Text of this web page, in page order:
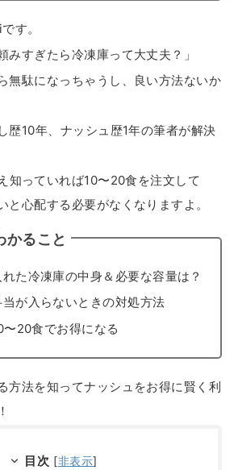
す。
みすぎたら冷凍庫って大丈夫？」
無駄になっちゃうし、良い方法ないか
歴10年、ナッシュ歴1年の筆者が解決
知っていれば10〜20食を注文して
と心配する必要がなくなりますよ。
かること
た冷凍庫の中身＆必要な容量は？
が入らないときの対処方法
20食でお得になる
方法を知ってナッシュをお得に賢く利
目次 [非表示]